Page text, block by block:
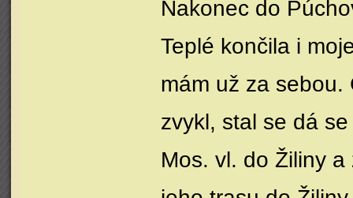
Nakonec do
Teplé končila i
mám už za sebou.
zvykl, stal se dá
Mos. vl. do Žiliny